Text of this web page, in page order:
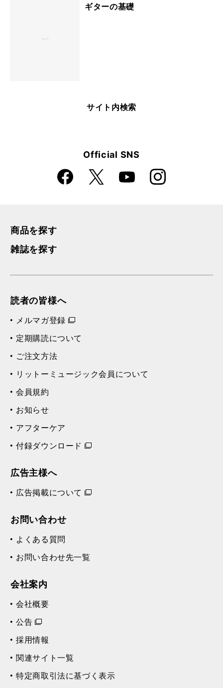
ギターの基礎
サイト内検索
Official SNS
Faceboo
k
X YouTube Instagra
m
商品を探す
雑誌を探す
読者の皆様へ
メルマガ登録
定期購読について
ご注文方法
リットーミュージック会員について
会員規約
お知らせ
アフターケア
付録ダウンロード
広告主様へ
広告掲載について
お問い合わせ
よくある質問
お問い合わせ先一覧
会社案内
会社概要
公告
採用情報
関連サイト一覧
特定商取引法に基づく表示